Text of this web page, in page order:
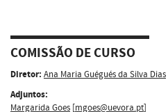
COMISSÃO DE CURSO
Diretor: Ana Maria Guégués da Silva Dias
Adjuntos:
Margarida Goes [mgoes@uevora.pt]